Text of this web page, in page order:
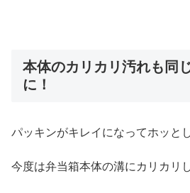
本体のカリカリ汚れも同
に！
パッキンがキレイになってホッと
今度は弁当箱本体の溝にカリカリ